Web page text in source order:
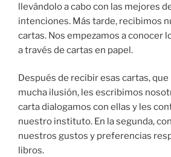
llevándolo a cabo con las mejores
intenciones. Más tarde, recibimos
cartas. Nos empezamos a conocer
a través de cartas en papel.
Después de recibir esas cartas,
mucha ilusión, les escribimos
carta dialogamos con ellas y les
nuestro instituto. En la segunda,
nuestros gustos y preferencias
libros.